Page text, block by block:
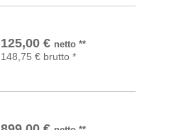
125,00 € netto**
148,75 € brutto *
In den Warenkorb
In den Warenkorb